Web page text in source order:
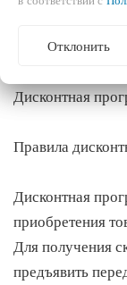
эксклюзивными
Дисконтная
Правила
Дисконтная
приобретения
Для получения
предъявить
Отклонить